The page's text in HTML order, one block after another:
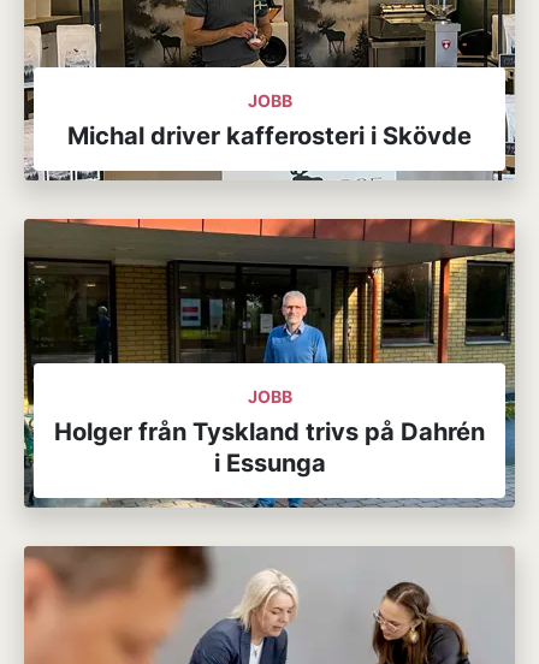
JOBB
Michal driver kafferosteri i Skövde
JOBB
Holger från Tyskland trivs på Dahrén
i Essunga